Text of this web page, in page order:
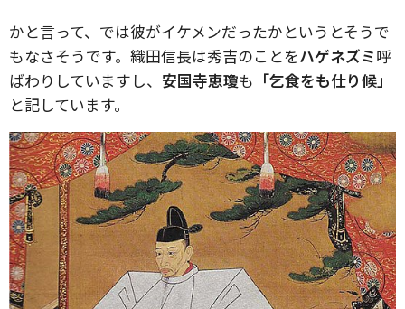
かと言って、では彼がイケメンだったかというとそうで
もなさそうです。織田信長は秀吉のことをハゲネズミ呼
ばわりしていますし、 安国寺恵瓊も 「乞食をも仕り候」
と記しています。